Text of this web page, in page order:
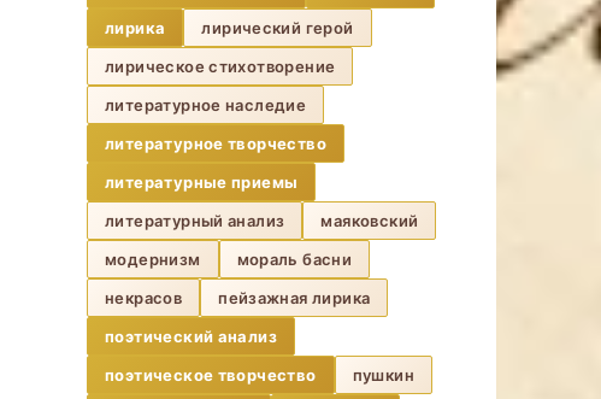
лирика
лирический герой
лирическое стихотворение
литературное наследие
литературное творчество
литературные приемы
литературный анализ
маяковский
модернизм
мораль басни
некрасов
пейзажная лирика
поэтический анализ
поэтическое творчество
пушкин